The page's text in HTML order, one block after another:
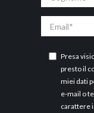
Presa
presto il
miei dati
e-mail o
carattere